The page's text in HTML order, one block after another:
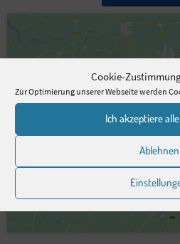
Cookie-
Zur Optimierung unserer Webseite werden
Ich akzeptiere
Ablehnen
Bitte hier klicken, um die